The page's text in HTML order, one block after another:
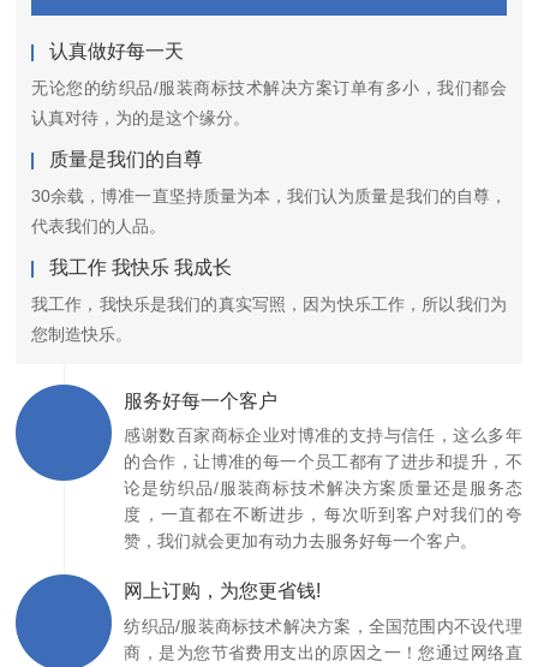
认真做好每一天
无论您的纺织品/服装商标技术解决方案订单有多小，我们都会
认真对待，为的是这个缘分。
质量是我们的自尊
30余载，博准一直坚持质量为本，我们认为质量是我们的自尊，
代表我们的人品。
我工作 我快乐 我成长
我工作，我快乐是我们的真实写照，因为快乐工作，所以我们为
您制造快乐。
服务好每一个客户
感谢数百家商标企业对博准的支持与信任，这么多年
的合作，让博准的每一个员工都有了进步和提升，不
论是纺织品/服装商标技术解决方案质量还是服务态
度，一直都在不断进步，每次听到客户对我们的夸
赞，我们就会更加有动力去服务好每一个客户。
网上订购，为您更省钱!
纺织品/服装商标技术解决方案，全国范围内不设代理
商，是为您节省费用支出的原因之一！您通过网络直